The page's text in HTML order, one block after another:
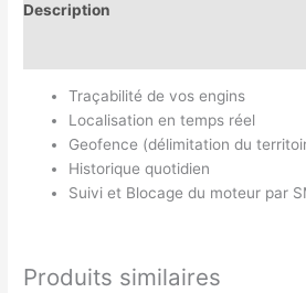
Description
Traçabilité de vos engins
Localisation en temps réel
Geofence (délimitation du
Historique quotidien
Suivi et Blocage du moteur par
Produits similaires